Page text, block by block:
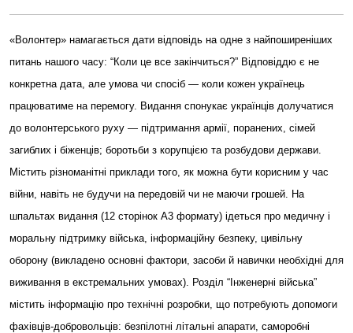
«Волонтер» намагається дати відповідь на одне з найпоширеніших
питань нашого часу: “Коли це все закінчиться?” Відповіддю є не
конкретна дата, але умова чи спосіб — коли кожен українець
працюватиме на перемогу. Видання спонукає українців долучатися
до волонтерського руху — підтримання армії, поранених, сімей
загиблих і біженців; боротьби з корупцією та розбудови держави.
Містить різноманітні приклади того, як можна бути корисним у час
війни, навіть не будучи на передовій чи не маючи грошей. На
шпальтах видання (12 сторінок А3 формату) ідеться про медичну і
моральну підтримку війська, інформаційну безпеку, цивільну
оборону (викладено основні фактори, засоби й навички необхідні для
виживання в екстремальних умовах). Розділ “Інженерні війська”
містить інформацію про технічні розробки, що потребують допомоги
фахівців-добровольців: безпілотні літальні апарати, саморобні